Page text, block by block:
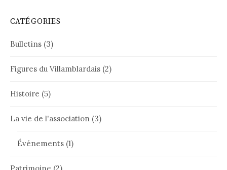
CATÉGORIES
Bulletins (3)
Figures du Villamblardais (2)
Histoire (5)
La vie de l'association (3)
Événements (1)